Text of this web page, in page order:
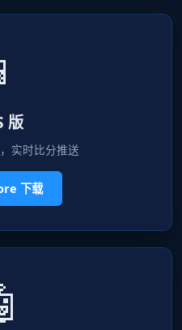
版
实时比分推送
下载